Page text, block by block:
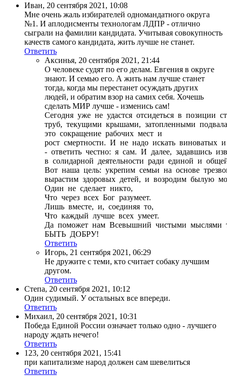
Иван, 20 сентября 2021, 10:08
Мне очень жаль избирателей одномандатного округа
№1. И аплодисменты технологам ЛДПР - отлично
сыграли на фамилии кандидата. Учитывая совокупность
качеств самого кандидата, жить лучше не станет.
Ответить
Аксинья, 20 сентября 2021, 21:44
О человеке судят по его делам. Евгения в округе
знают. И семью его. А жить нам лучше станет
тогда, когда мы перестанет осуждать других
людей, и обратим взор на самих себя. Хочешь
сделать МИР лучше - изменись сам!
Сегодня уже не удастся отсидеться в позиции
труб, текущими крышами, затопленными
это сокращение рабочих мест и
рост смертности. И не надо искать виноватых
- ответить честно: я сам. И далее, задавшись
в солидарной деятельности ради единой и
Вот наша цель: укрепим семьи на основе
вырастим здоровых детей, и возродим былую
Один не сделает никто,
Что через всех Бог разумеет.
Лишь вместе, и, соединяя то,
Что каждый лучше всех умеет.
Да поможет нам Всевышний чистыми мыслями
БЫТЬ ДОБРУ!
Ответить
Игорь, 21 сентября 2021, 06:29
Не дружите с теми, кто считает собаку лучшим
другом.
Ответить
Степа, 20 сентября 2021, 10:12
Один судимый. У остальных все впереди.
Ответить
Михаил, 20 сентября 2021, 10:31
Победа Единой России означает только одно - лучшего
народу ждать нечего!
Ответить
123, 20 сентября 2021, 15:41
при капитализме народ должен сам шевелиться
Ответить